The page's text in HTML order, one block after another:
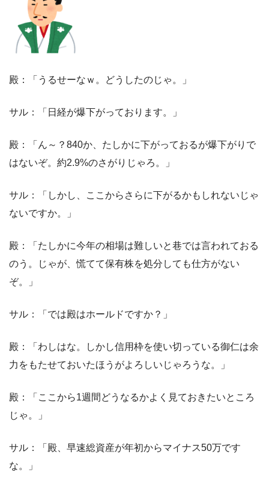
殿：「うるせーなｗ。どうしたのじゃ。」
サル：「日経が爆下がっております。」
殿：「ん～？840か、たしかに下がっておるが爆下がりで
はないぞ。約2.9%のさがりじゃろ。」
サル：「しかし、ここからさらに下がるかもしれないじゃ
ないですか。」
殿：「たしかに今年の相場は難しいと巷では言われておる
のう。じゃが、慌てて保有株を処分しても仕方がない
ぞ。」
サル：「では殿はホールドですか？」
殿：「わしはな。しかし信用枠を使い切っている御仁は余
力をもたせておいたほうがよろしいじゃろうな。」
殿：「ここから1週間どうなるかよく見ておきたいところ
じゃ。」
サル：「殿、早速総資産が年初からマイナス50万です
な。」